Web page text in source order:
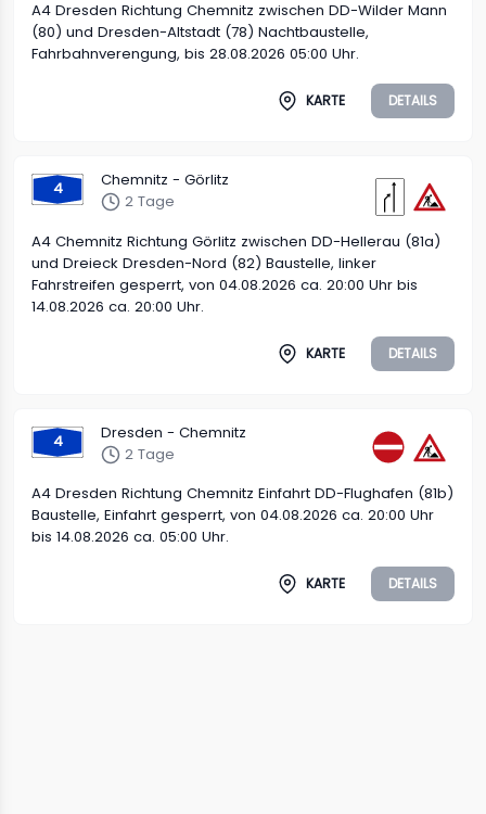
A4 Dresden Richtung Chemnitz zwischen DD-Wilder Mann
(80) und Dresden-Altstadt (78) Nachtbaustelle,
Fahrbahnverengung, bis 28.08.2026 05:00 Uhr.
KARTE DETAILS
4
Chemnitz - Görlitz
2 Tage
A4 Chemnitz Richtung Görlitz zwischen DD-Hellerau (81a)
und Dreieck Dresden-Nord (82) Baustelle, linker
Fahrstreifen gesperrt, von 04.08.2026 ca. 20:00 Uhr bis
14.08.2026 ca. 20:00 Uhr.
KARTE DETAILS
4
Dresden - Chemnitz
2 Tage
A4 Dresden Richtung Chemnitz Einfahrt DD-Flughafen (81b)
Baustelle, Einfahrt gesperrt, von 04.08.2026 ca. 20:00 Uhr
bis 14.08.2026 ca. 05:00 Uhr.
KARTE DETAILS